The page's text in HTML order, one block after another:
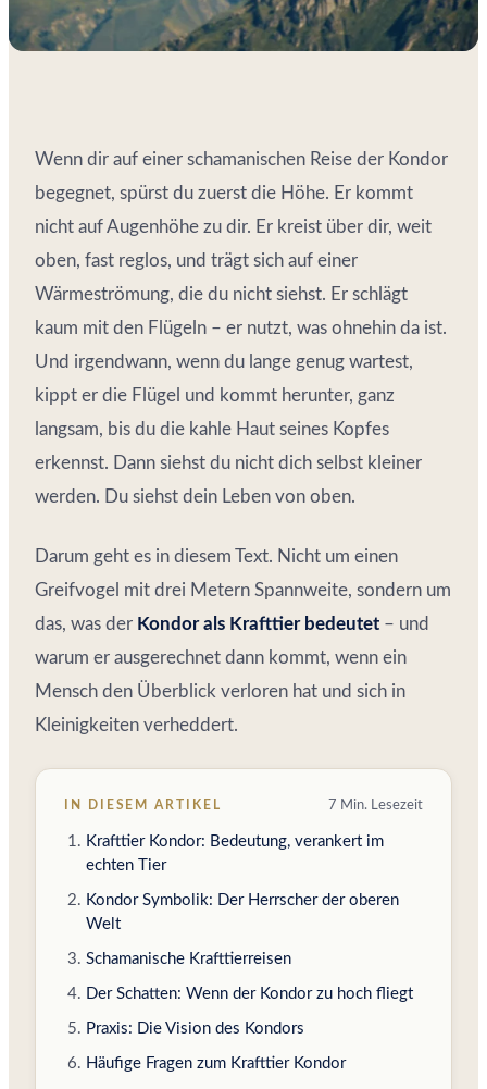
Wenn dir auf einer schamanischen Reise der Kondor
begegnet, spürst du zuerst die Höhe. Er kommt
nicht auf Augenhöhe zu dir. Er kreist über dir, weit
oben, fast reglos, und trägt sich auf einer
Wärmeströmung, die du nicht siehst. Er schlägt
kaum mit den Flügeln – er nutzt, was ohnehin da ist.
Und irgendwann, wenn du lange genug wartest,
kippt er die Flügel und kommt herunter, ganz
langsam, bis du die kahle Haut seines Kopfes
erkennst. Dann siehst du nicht dich selbst kleiner
werden. Du siehst dein Leben von oben.
Darum geht es in diesem Text. Nicht um einen
Greifvogel mit drei Metern Spannweite, sondern um
das, was der Kondor als Krafttier bedeutet – und
warum er ausgerechnet dann kommt, wenn ein
Mensch den Überblick verloren hat und sich in
Kleinigkeiten verheddert.
IN DIESEM ARTIKEL 7 Min. Lesezeit
Krafttier Kondor: Bedeutung, verankert im
echten Tier
Kondor Symbolik: Der Herrscher der oberen
Welt
Schamanische Krafttierreisen
Der Schatten: Wenn der Kondor zu hoch fliegt
Praxis: Die Vision des Kondors
Häufige Fragen zum Krafttier Kondor